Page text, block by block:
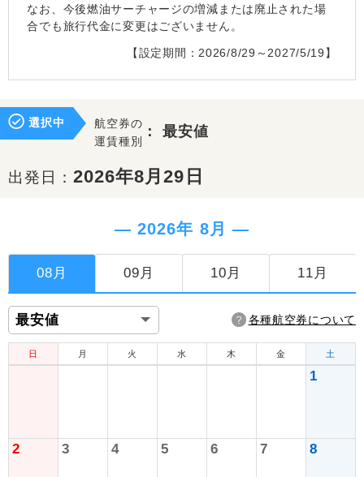
なお、今後燃油サーチャージの増減または廃止された場
合でも旅行代金に変更はございません。
【設定期間：2026/8/29～2027/5/19】
選択中
航空券の
運賃種別
：最安値
出発日： 2026年8月29日
― 2026年 8月 ―
08月 09月 10月 11月
各種航空券について
日 月 火 水 木 金 土
1
2 3 4 5 6 7 8